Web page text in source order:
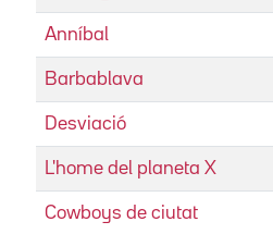
Anníbal
Barbablava
Desviació
L'home del planeta X
Cowboys de ciutat